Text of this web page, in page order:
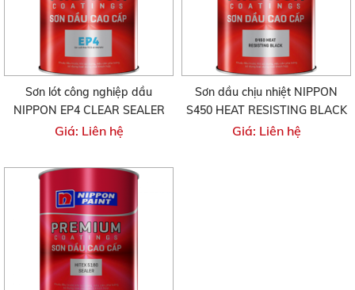
Sơn lót công nghiệp dầu
NIPPON EP4 CLEAR SEALER
Giá: Liên hệ
Sơn dầu chịu nhiệt NIPPON
S450 HEAT RESISTING BLACK
Giá: Liên hệ